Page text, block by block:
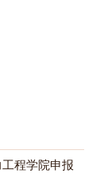
程学院申报